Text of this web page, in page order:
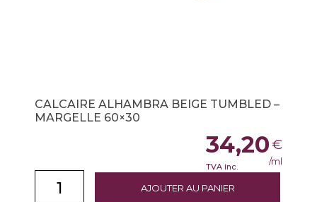
CALCAIRE ALHAMBRA BEIGE TUMBLED –
MARGELLE 60×30
AJOUTER AU PANIER
34,20€
TVA inc. /ml